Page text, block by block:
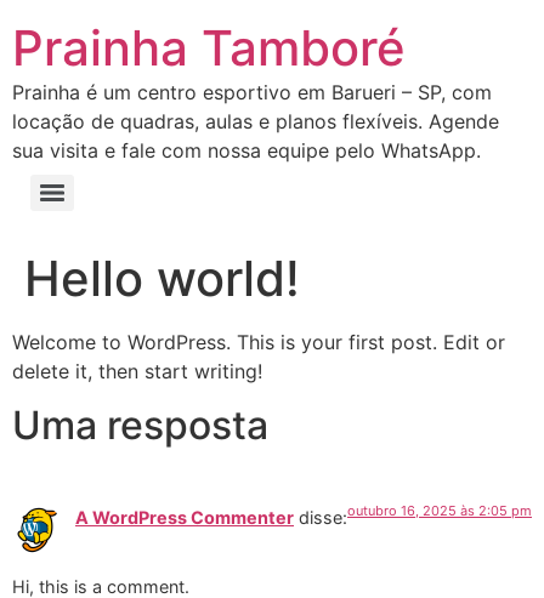
Prainha Tamboré
Prainha é um centro esportivo em Barueri – SP, com
locação de quadras, aulas e planos flexíveis. Agende
sua visita e fale com nossa equipe pelo WhatsApp.
Hello world!
Welcome to WordPress. This is your first post. Edit or
delete it, then start writing!
Uma resposta
A WordPress Commenter disse:outubro 16, 2025 às 2:05 pm
Hi, this is a comment.